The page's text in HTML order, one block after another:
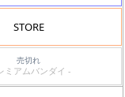
STORE
売切れ
プレミアムバンダイ -